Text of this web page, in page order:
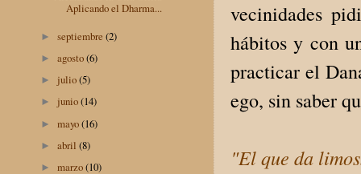
vecinidades
hábitos y con
practicar el
ego, sin saber
"El que da
Aplicando el Dharma...
►septiembre(2)
►agosto(6)
► julio(5)
► junio(14)
►mayo(16)
►abril(8)
►marzo(10)